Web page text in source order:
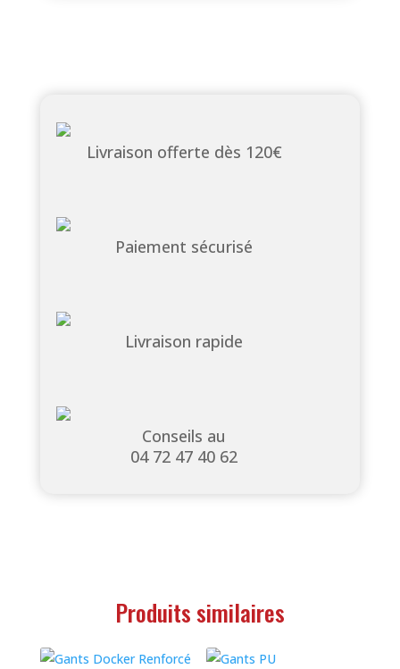
Livraison offerte dès 120€
Paiement sécurisé
Livraison rapide
Conseils au
04 72 47 40 62
Produits similaires